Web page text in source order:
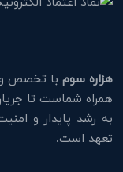
هزاره سوم با تخصص و
همراه شماست تا
به رشد پایدار و
تعهد است.